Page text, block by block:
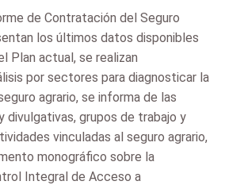
de Contratación del Seguro
los últimos datos disponibles
Plan actual, se realizan
por sectores para diagnosticar la
agrario, se informa de las
divulgativas, grupos de trabajo y
vinculadas al seguro agrario,
monográfico sobre la
Integral de Acceso a